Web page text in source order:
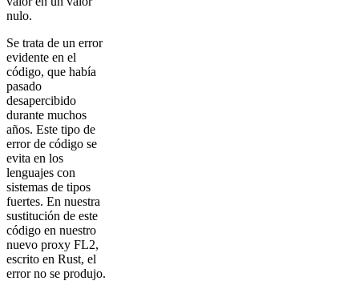
nulo.
Se trata de un error
evidente en el
código, que había
pasado
desapercibido
durante muchos
años. Este tipo de
error de código se
evita en los
lenguajes con
sistemas de tipos
fuertes. En nuestra
sustitución de este
código en nuestro
nuevo proxy FL2,
escrito en Rust, el
error no se produjo.